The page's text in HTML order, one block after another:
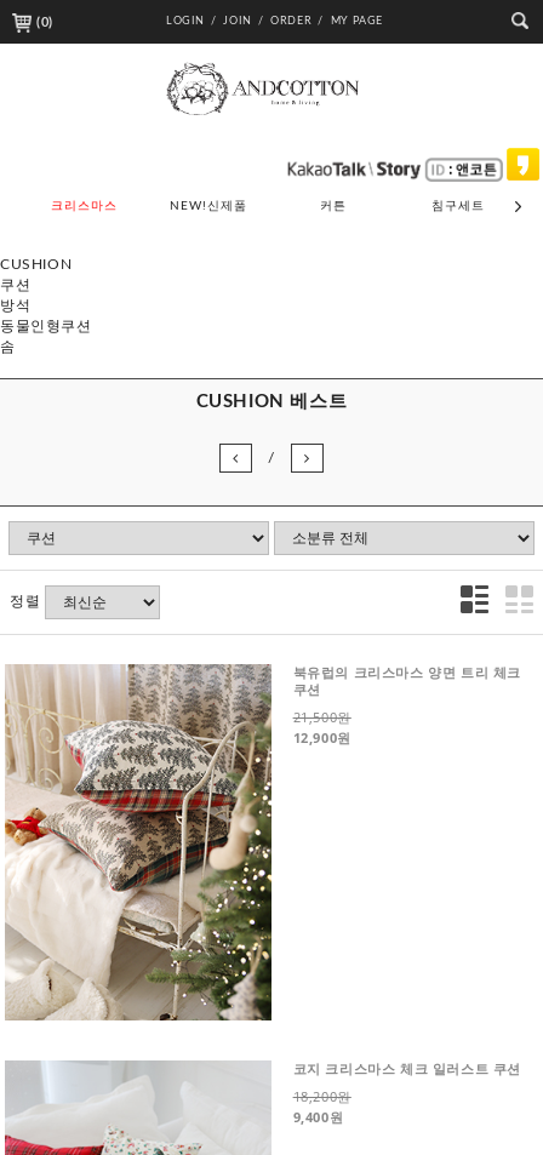
(0) LOGIN / JOIN / ORDER / MY PAGE
크리스마스 NEW!신제품 커튼 침구세트
CUSHION
쿠션
방석
동물인형쿠션
솜
CUSHION 베스트
/
정렬
북유럽의 크리스마스 양면 트리 체크
쿠션
21,500원
12,900원
코지 크리스마스 체크 일러스트 쿠션
18,200원
9,400원